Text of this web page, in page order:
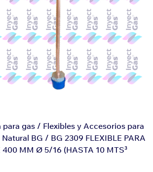
para gas / Flexibles y Accesorios para
BG / BG 2309 FLEXIBLE PARA
400 MM Ø 5/16 (HASTA 10 MTS³